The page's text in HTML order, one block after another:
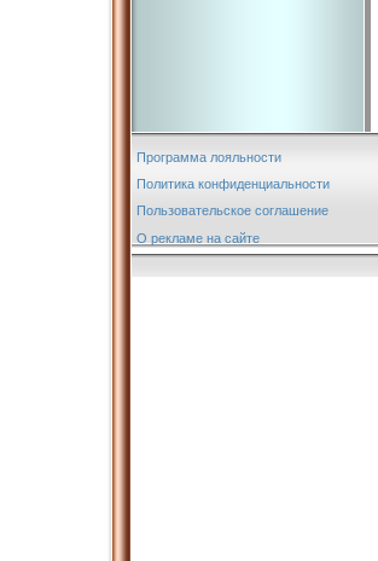
Программа лояльности
Политика конфиденциальности
Пользовательское соглашение
О рекламе на сайте